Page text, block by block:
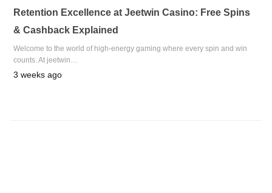
Retention Excellence at Jeetwin Casino: Free Spins
& Cashback Explained
Welcome to the world of high‑energy gaming where every spin and win
counts. At jeetwin…
3 weeks ago